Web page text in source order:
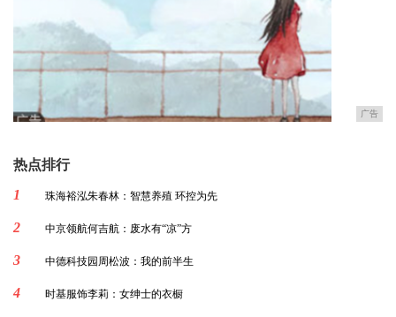
广告
热点排行
1
珠海裕泓朱春林：智慧养殖 环控为先
2 中京领航何吉航：废水有“凉”方
3 中德科技园周松波：我的前半生
4 时基服饰李莉：女绅士的衣橱